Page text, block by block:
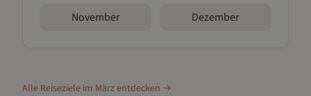
November Dezember
Alle Reiseziele im Märzentdecken →